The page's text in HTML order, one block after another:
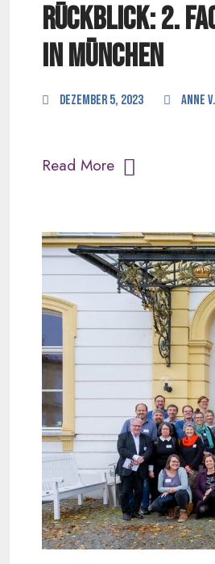
Rückblick: 2.
in München
Dezember 5, 2023 anne
Read More